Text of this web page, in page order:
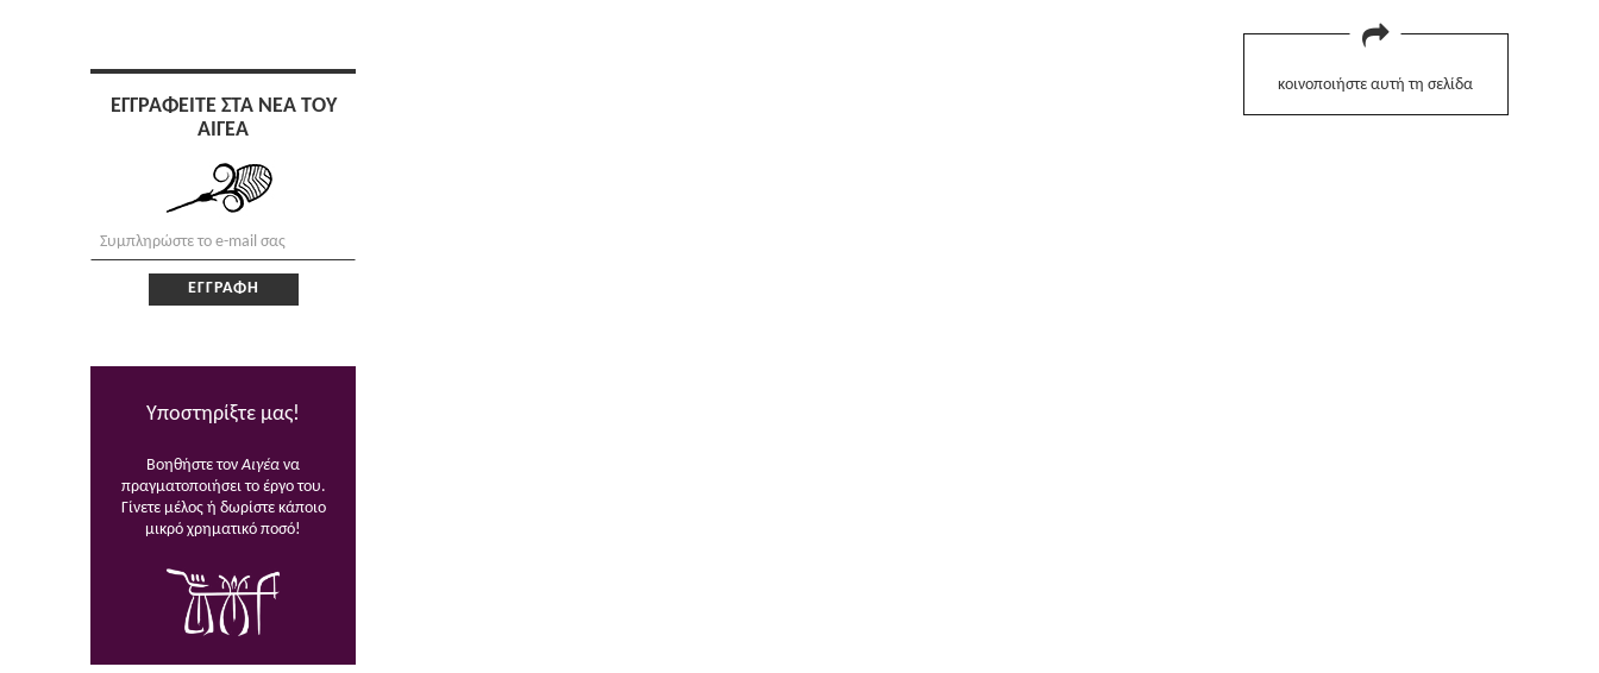
ΕΓΓΡΑΦΕΙΤΕ ΣΤΑ ΝΕΑ ΤΟΥ
ΑΙΓΕΑ
Υποστηρίξτε μας!
Βοηθήστε τονΑιγέα να
πραγματοποιήσει το έργο του.
Γίνετε μέλος ή δωρίστε κάποιο
μικρό χρηματικό ποσό!
κοινοποιήστε αυτή τη σελίδα